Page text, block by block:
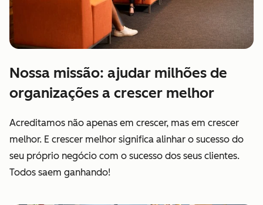
Nossa missão: ajudar milhões de
organizações a crescer melhor
Acreditamos não apenas em crescer, mas em crescer
melhor. E crescer melhor significa alinhar o sucesso do
seu próprio negócio com o sucesso dos seus clientes.
Todos saem ganhando!